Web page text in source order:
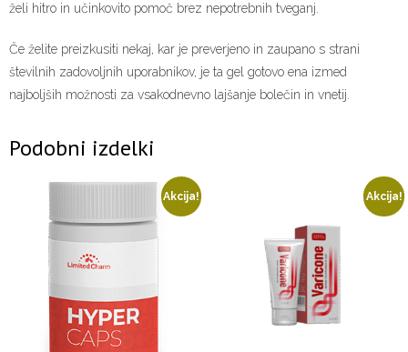
želi hitro in učinkovito pomoč brez nepotrebnih tveganj.
Če želite preizkusiti nekaj, kar je preverjeno in zaupano s strani
številnih zadovoljnih uporabnikov, je ta gel gotovo ena izmed
najboljših možnosti za vsakodnevno lajšanje bolečin in vnetij.
Podobni izdelki
Akcija! Akcija!